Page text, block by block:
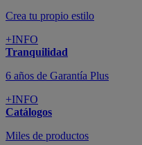
Crea tu propio estilo
+INFO
Tranquilidad
6 años de Garantía Plus
+INFO
Catálogos
Miles de productos